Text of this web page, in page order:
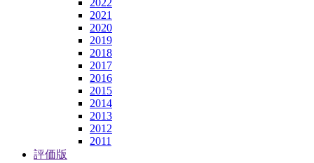
2022
2021
2020
2019
2018
2017
2016
2015
2014
2013
2012
2011
評価版